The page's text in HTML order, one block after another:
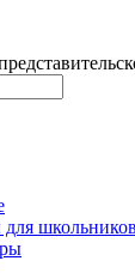
школьников